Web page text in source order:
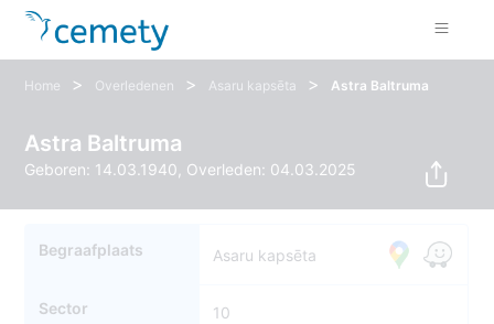
Home > Overledenen > Asaru kapsēta > Astra Baltruma
Astra Baltruma
Geboren: 14.03.1940, Overleden: 04.03.2025
Begraafplaats Asaru kapsēta
Sector 10